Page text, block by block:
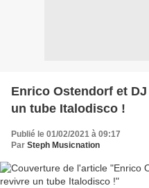
Enrico Ostendorf et
un tube Italodisco !
Publié le 01/02/2021 à 09:17
Par Steph Musicnation